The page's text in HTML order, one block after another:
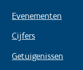
Evenementen
Cijfers
Getuigenissen